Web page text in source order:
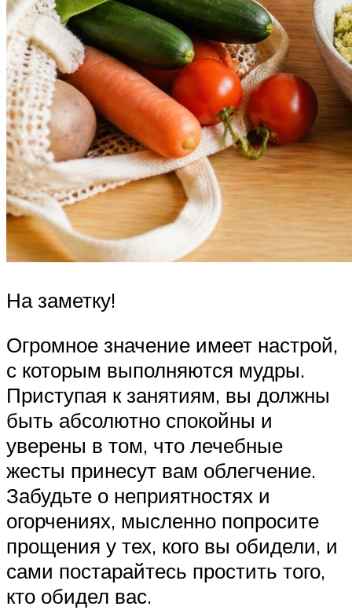
На заметку!
Огромное значение имеет настрой,
с которым выполняются мудры.
Приступая к занятиям, вы должны
быть абсолютно спокойны и
уверены в том, что лечебные
жесты принесут вам облегчение.
Забудьте о неприятностях и
огорчениях, мысленно попросите
прощения у тех, кого вы обидели, и
сами постарайтесь простить того,
кто обидел вас.